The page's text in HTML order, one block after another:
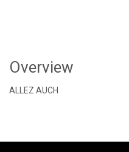
Overview
ALLEZ AUCH